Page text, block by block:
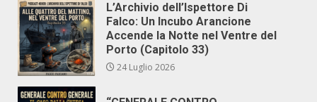
L’Archivio dell’Ispettore Di
Falco: Un Incubo Arancione
Accende la Notte nel Ventre del
Porto (Capitolo 33)
24 Luglio 2026